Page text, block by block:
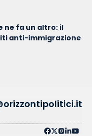
ne fa un altro: il
anti-immigrazione